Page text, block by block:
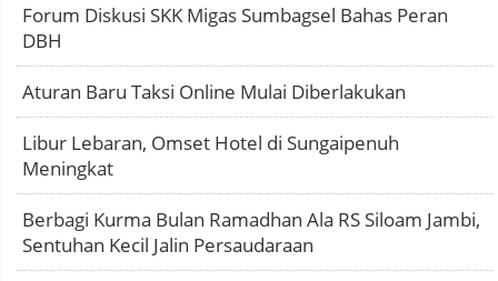
Forum Diskusi SKK Migas Sumbagsel Bahas Peran
DBH
Aturan Baru Taksi Online Mulai Diberlakukan
Libur Lebaran, Omset Hotel di Sungaipenuh
Meningkat
Berbagi Kurma Bulan Ramadhan Ala RS Siloam Jambi,
Sentuhan Kecil Jalin Persaudaraan